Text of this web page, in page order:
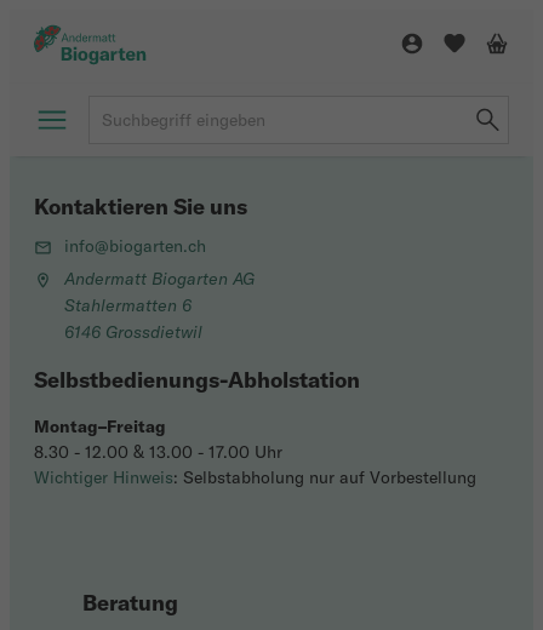
Beratung
Kontaktieren Sie uns
info@biogarten.ch
Andermatt Biogarten AG
Stahlermatten 6
6146 Grossdietwil
Selbstbedienungs-Abholstation
Montag–Freitag
8.30 - 12.00 & 13.00 - 17.00 Uhr
Wichtiger Hinweis: Selbstabholung nur auf Vorbestellung